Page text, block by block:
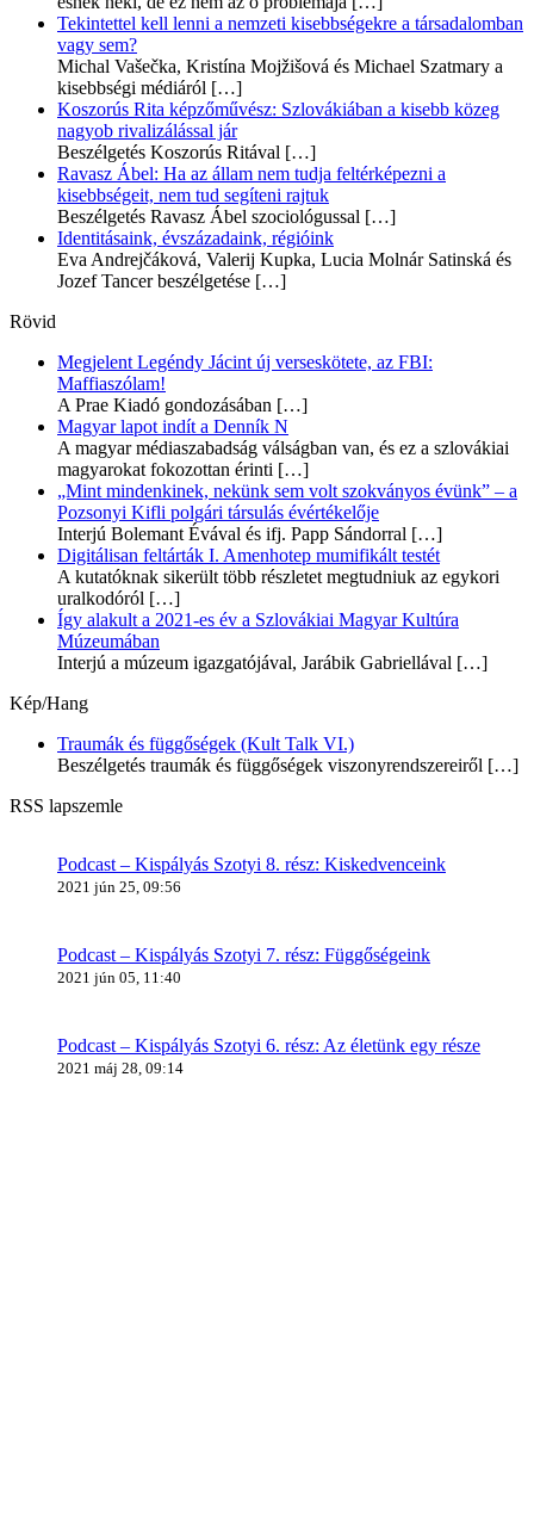
Tekintettel kell lenni a nemzeti kisebbségekre a társadalomban
vagy sem?
Michal Vašečka, Kristína Mojžišová és Michael Szatmary a
kisebbségi médiáról […]
Koszorús Rita képzőművész: Szlovákiában a kisebb közeg
nagyob rivalizálással jár
Beszélgetés Koszorús Ritával […]
Ravasz Ábel: Ha az állam nem tudja feltérképezni a
kisebbségeit, nem tud segíteni rajtuk
Beszélgetés Ravasz Ábel szociológussal […]
Identitásaink, évszázadaink, régióink
Eva Andrejčáková, Valerij Kupka, Lucia Molnár Satinská és
Jozef Tancer beszélgetése […]
Rövid
Megjelent Legéndy Jácint új verseskötete, az FBI:
Maffiaszólam!
A Prae Kiadó gondozásában […]
Magyar lapot indít a Denník N
A magyar médiaszabadság válságban van, és ez a szlovákiai
magyarokat fokozottan érinti […]
„Mint mindenkinek, nekünk sem volt szokványos évünk” – a
Pozsonyi Kifli polgári társulás évértékelője
Interjú Bolemant Évával és ifj. Papp Sándorral […]
Digitálisan feltárták I. Amenhotep mumifikált testét
A kutatóknak sikerült több részletet megtudniuk az egykori
uralkodóról […]
Így alakult a 2021-es év a Szlovákiai Magyar Kultúra
Múzeumában
Interjú a múzeum igazgatójával, Jarábik Gabriellával […]
Kép/Hang
Traumák és függőségek (Kult Talk VI.)
Beszélgetés traumák és függőségek viszonyrendszereiről […]
RSS lapszemle
Podcast – Kispályás Szotyi 8. rész: Kiskedvenceink
2021 jún 25, 09:56
Podcast – Kispályás Szotyi 7. rész: Függőségeink
2021 jún 05, 11:40
Podcast – Kispályás Szotyi 6. rész: Az életünk egy része
2021 máj 28, 09:14